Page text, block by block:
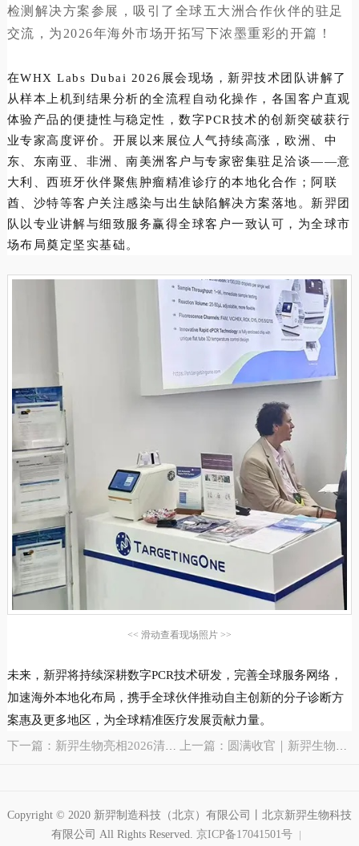
检测解决方案参展，吸引了全球五大洲合作伙伴的驻足
交流，为2026年海外市场开拓写下浓墨重彩的开篇！
在WHX Labs Dubai 2026展会现场，新羿技术团队讲解了
从样本上机到结果分析的全流程自动化操作，各国客户直观
体验产品的便捷性与稳定性，数字PCR技术的创新突破获行
业专家高度评价。开展以来展位人气持续高涨，欧洲、中
东、东南亚、非洲、南美洲客户与专家密集驻足洽谈——意
大利、西班牙伙伴聚焦肿瘤精准诊疗的本地化合作；阿联
酋、沙特等客户关注感染与出生缺陷解决方案落地。新羿团
队以专业讲解与细致服务赢得全球客户一致认可，为全球市
场布局奠定坚实基础。
<< 滑动查看现场照片 >>
未来，新羿将持续深耕数字PCR技术研发，完善全球服务网络，
加速海外本地化布局，携手全球伙伴推动自主创新的分子诊断方
案惠及更多地区，为全球精准医疗发展贡献力量。
下一篇：新羿生物亮相2026清华大学生物医学工程学院校友论坛 上一篇：圆满收官｜新羿生物闪耀亮相2026北京科博会！
Copyright © 2020 新羿制造科技（北京）有限公司丨北京新羿生物科技
有限公司 All Rights Reserved. 京ICP备17041501号